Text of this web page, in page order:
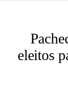
eleitos